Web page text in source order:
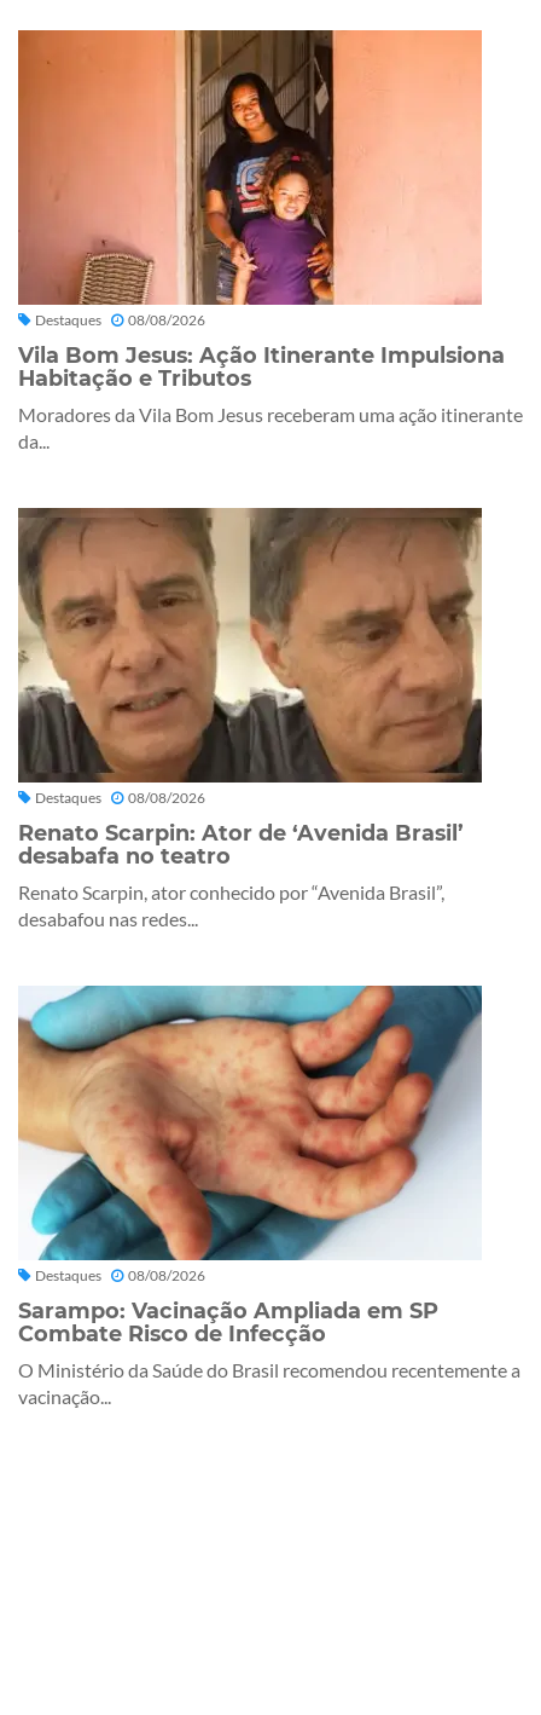
Destaques 08/08/2026
Vila Bom Jesus: Ação Itinerante Impulsiona
Habitação e Tributos
Moradores da Vila Bom Jesus receberam uma ação itinerante
da...
Destaques 08/08/2026
Renato Scarpin: Ator de ‘Avenida Brasil’
desabafa no teatro
Renato Scarpin, ator conhecido por “Avenida Brasil”,
desabafou nas redes...
Destaques 08/08/2026
Sarampo: Vacinação Ampliada em SP
Combate Risco de Infecção
O Ministério da Saúde do Brasil recomendou recentemente a
vacinação...